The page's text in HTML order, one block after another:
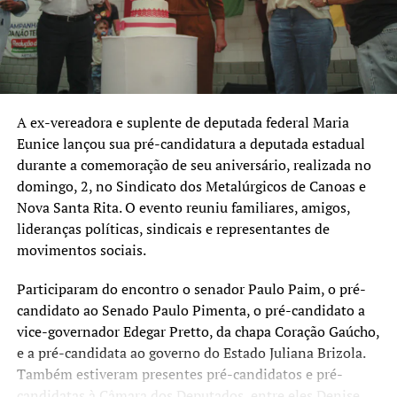
Confira os nomes anunciados até o momento, em ordem
alfabética:
Candidato a vice-presidente da República
Candidatos a deputado estadual
• Alexandre Gonçalves (PDT)
• Camila Nunes (PL)
• Cássio Silveira (Republicanos)
• Dr. Vinicius Conejo (Podemos)
• Iverá Soares (PSOL)
• Larissa Rodrigues (PL)
• Márcio Freitas (MDB)
• Maria Eunice (PT)
• Neuza Rufatto (PSD)
A ex-vereadora e suplente de deputada federal Maria
Eunice lançou sua pré-candidatura a deputada estadual
durante a comemoração de seu aniversário, realizada no
domingo, 2, no Sindicato dos Metalúrgicos de Canoas e
Nova Santa Rita. O evento reuniu familiares, amigos,
lideranças políticas, sindicais e representantes de
movimentos sociais.
Participaram do encontro o senador Paulo Paim, o pré-
candidato ao Senado Paulo Pimenta, o pré-candidato a
vice-governador Edegar Pretto, da chapa Coração Gaúcho,
e a pré-candidata ao governo do Estado Juliana Brizola.
Também estiveram presentes pré-candidatos e pré-